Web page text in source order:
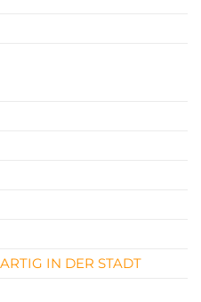
IN DER STADT